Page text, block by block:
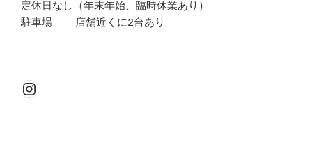
定休日なし（年末年始、臨時休業あり）
駐車場  　店舗近くに2台あり
Instagram